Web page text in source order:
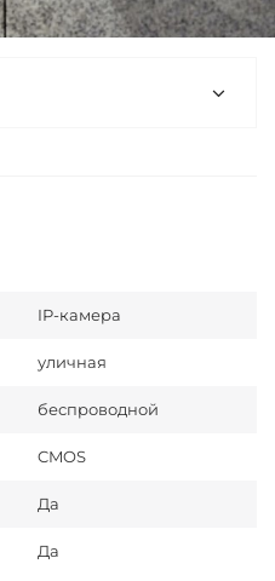
IP-камера
уличная
беспроводной
CMOS
Да
Да